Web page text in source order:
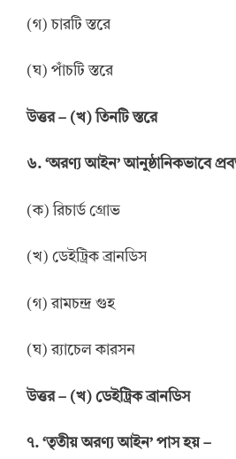
(গ) চারটি স্তরে
(ঘ) পাঁচটি স্তরে
উত্তর– (খ) তিনটি স্তরে
৬. ‘অরণ্য আইন’ আনুষ্ঠানিকভাবে
(ক) রিচার্ড গ্রোভ
(খ) ডেইট্রিক ব্রানডিস
(গ) রামচন্দ্র গুহ
(ঘ) র‍্যাচেল কারসন
উত্তর– (খ) ডেইট্রিক ব্রানডিস
৭. ‘তৃতীয় অরণ্য আইন’ পাস হয় –